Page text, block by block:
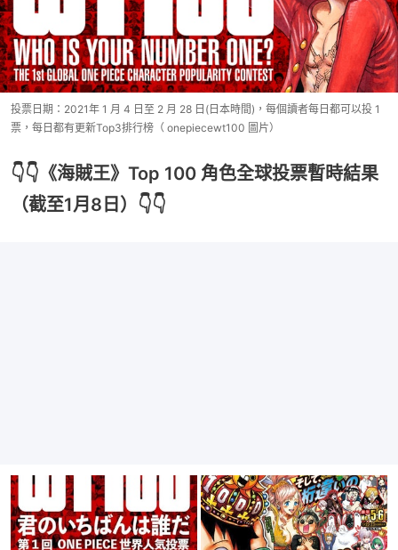
投票日期：2021年 1 月 4 日至 2 月 28 日(日本時間)，每個讀者每日都可以投 1
票，每日都有更新Top3排行榜（ onepiecewt100 圖片）
👇👇《海賊王》Top 100 角色全球投票暫時結果
（截至1月8日）👇👇